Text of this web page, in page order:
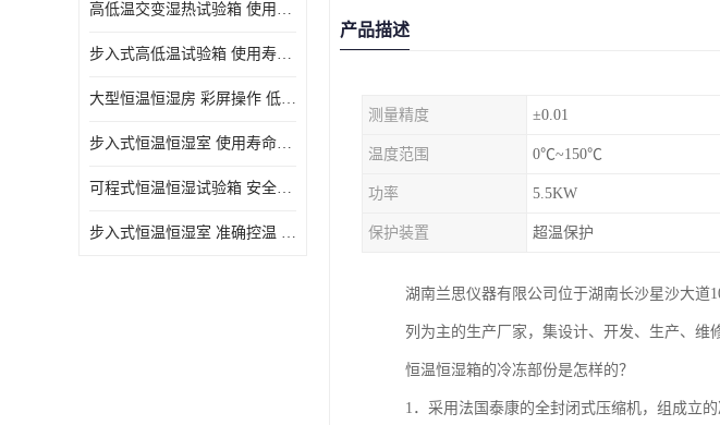
高低温交变湿热试验箱 使用寿命长 造型美观大方新颖
步入式高低温试验箱 使用寿命长 低耗电量 平稳电流
大型恒温恒湿房 彩屏操作 低耗电量 平稳电流
步入式恒温恒湿室 使用寿命长 移动和放置方便
可程式恒温恒湿试验箱 安全可靠 美观实用 清洁更方便
步入式恒温恒湿室 准确控温 试验周期自动化程度高
产品描述
测量精度 ±0.01
温度范围 0℃~150℃
功率 5.5KW
保护装置 超温保护
湖南兰思仪器有限公司位于湖南长沙星沙大道
列为主的生产厂家，集设计、开发、生产、维
恒温恒湿箱的冷冻部份是怎样的？
1．采用法国泰康的全封闭式压缩机，组成立